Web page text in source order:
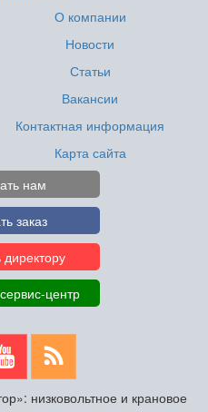
О компании
Новости
Статьи
Вакансии
Контактная информация
Карта сайта
нам
заказ
центр
низковольтное и крановое